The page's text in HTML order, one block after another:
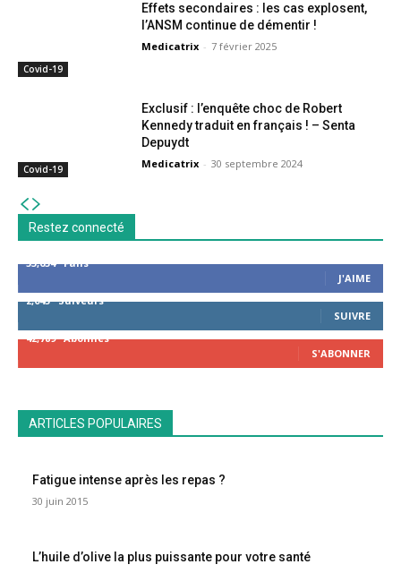
Covid-19
Effets secondaires : les cas explosent,
l’ANSM continue de démentir !
Medicatrix - 7 février 2025
Covid-19
Exclusif : l’enquête choc de Robert
Kennedy traduit en français ! – Senta
Depuydt
Medicatrix - 30 septembre 2024
Restez connecté
53,654
Fans
J'AIME
2,043 Suiveurs
SUIVRE
42,789 Abonnés
S'ABONNER
ARTICLES POPULAIRES
Fatigue intense après les repas ?
30 juin 2015
L’huile d’olive la plus puissante pour votre santé